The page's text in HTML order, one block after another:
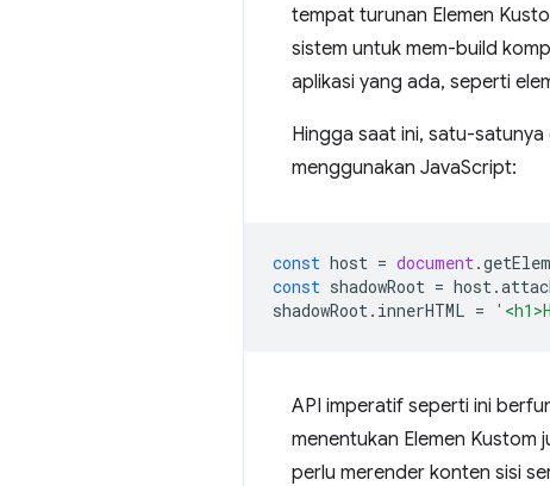
tempat turunan Elemen
sistem untuk mem-build
aplikasi yang ada, seperti
Hingga saat ini, satu-
menggunakan JavaScript:
const host = document.
const shadowRoot = host.
shadowRoot. innerHTML =
API imperatif seperti ini
menentukan Elemen Kustom
perlu merender konten sisi